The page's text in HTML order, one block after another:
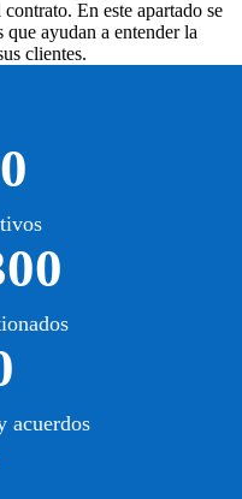
En este apartado se
ayudan a entender la
clientes.
acuerdos